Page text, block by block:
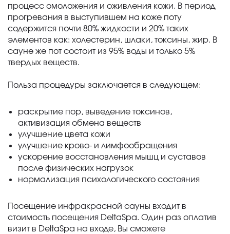
процесс омоложения и оживления кожи. В период
прогревания в выступившем на коже поту
содержится почти 80% жидкости и 20% таких
элементов как: холестерин, шлаки, токсины, жир. В
сауне же пот состоит из 95% воды и только 5%
твердых веществ.
Польза процедуры заключается в следующем:
раскрытие пор, выведение токсинов,
активизация обмена веществ
улучшение цвета кожи
улучшение крово- и лимфообращения
ускорение восстановления мышц и суставов
после физических нагрузок
нормализация психологического состояния
Посещение инфракрасной сауны входит в
стоимость посещения DeltaSpa. Один раз оплатив
визит в DeltaSpa на входе, Вы сможете